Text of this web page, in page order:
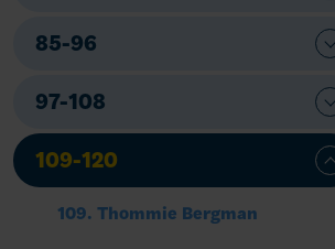
85-96
97-108
109-120
109. Thommie Bergman